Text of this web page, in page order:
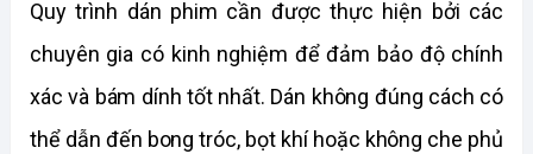
Quy trình dán phim cần được thực hiện bởi các
chuyên gia có kinh nghiệm để đảm bảo độ chính
xác và bám dính tốt nhất. Dán không đúng cách có
thể dẫn đến bong tróc, bọt khí hoặc không che phủ